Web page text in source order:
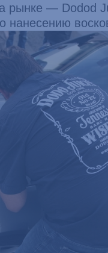
рынке — Dodod
нанесению